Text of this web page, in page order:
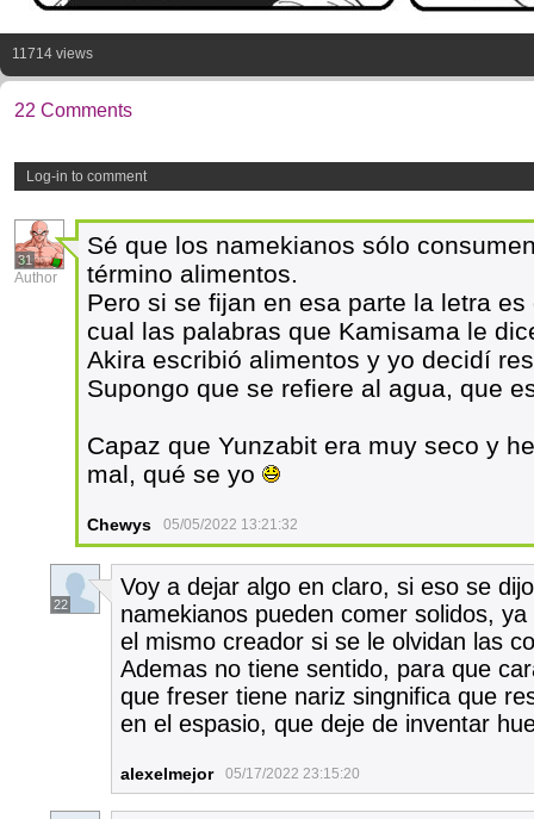
11714 views
22 Comments
Log-in to comment
31
Author
Sé que los namekianos sólo
término alimentos.
Pero si se fijan en esa parte la letra
cual las palabras que Kamisama le
Akira escribió alimentos y yo decidí
Supongo que se refiere al agua, que
Capaz que Yunzabit era muy seco y
mal, qué se yo
Chewys 05/05/2022 13:21:32
22
Voy a dejar algo en claro, si eso se
namekianos pueden comer solidos,
el mismo creador si se le olvidan las
Ademas no tiene sentido, para que
que freser tiene nariz singnifica que
en el espasio, que deje de inventar
alexelmejor 05/17/2022 23:15:20